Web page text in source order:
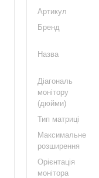
Артикул
Бренд
Назва
Діагональ
монітору
(дюйми)
Тип матриці
Максимальне
розширення
Орієнтація
монітора